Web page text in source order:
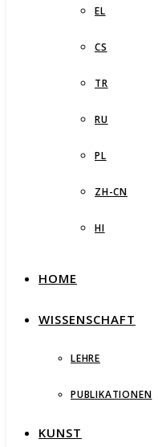
EL
CS
TR
RU
PL
ZH-CN
HI
HOME
WISSENSCHAFT
LEHRE
PUBLIKATIONEN
KUNST